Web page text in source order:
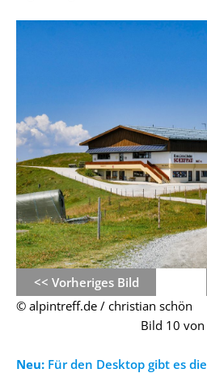
<< Vorheriges Bild
© alpintreff.de / christian schön
Bild 10 von
Neu: Für den Desktop gibt es